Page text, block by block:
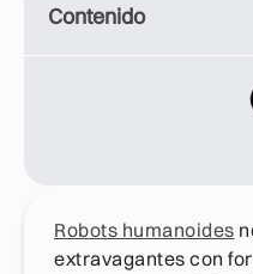
Contenido
Robots humanoides
extravagantes con